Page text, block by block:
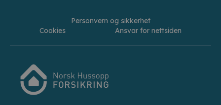
Personvern og sikkerhet
Cookies
Ansvar for nettsiden